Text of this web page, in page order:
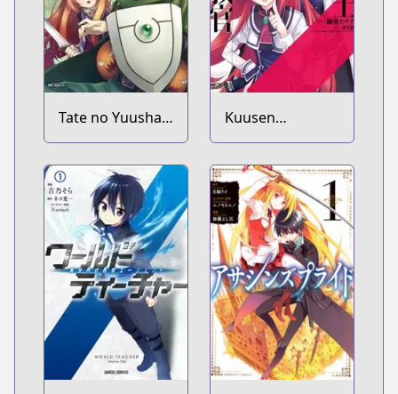
Tate no Yuusha
no Nariagari
Kuusen
Madoushi
Kouhosei no
Kyoukan